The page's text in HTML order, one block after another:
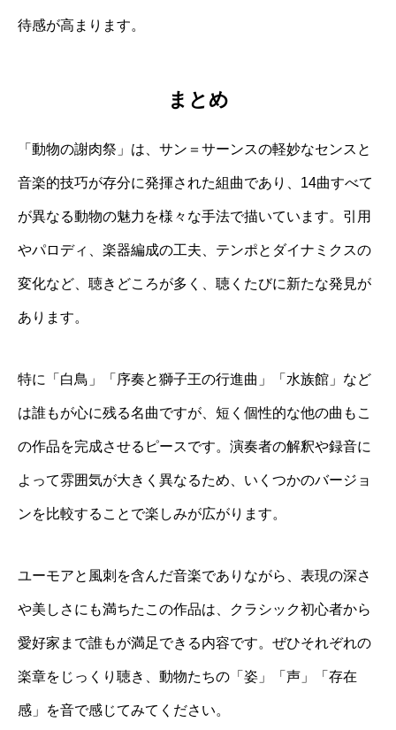
待感が高まります。
まとめ
「動物の謝肉祭」は、サン＝サーンスの軽妙なセンスと
音楽的技巧が存分に発揮された組曲であり、14曲すべて
が異なる動物の魅力を様々な手法で描いています。引用
やパロディ、楽器編成の工夫、テンポとダイナミクスの
変化など、聴きどころが多く、聴くたびに新たな発見が
あります。
特に「白鳥」「序奏と獅子王の行進曲」「水族館」など
は誰もが心に残る名曲ですが、短く個性的な他の曲もこ
の作品を完成させるピースです。演奏者の解釈や録音に
よって雰囲気が大きく異なるため、いくつかのバージョ
ンを比較することで楽しみが広がります。
ユーモアと風刺を含んだ音楽でありながら、表現の深さ
や美しさにも満ちたこの作品は、クラシック初心者から
愛好家まで誰もが満足できる内容です。ぜひそれぞれの
楽章をじっくり聴き、動物たちの「姿」「声」「存在
感」を音で感じてみてください。